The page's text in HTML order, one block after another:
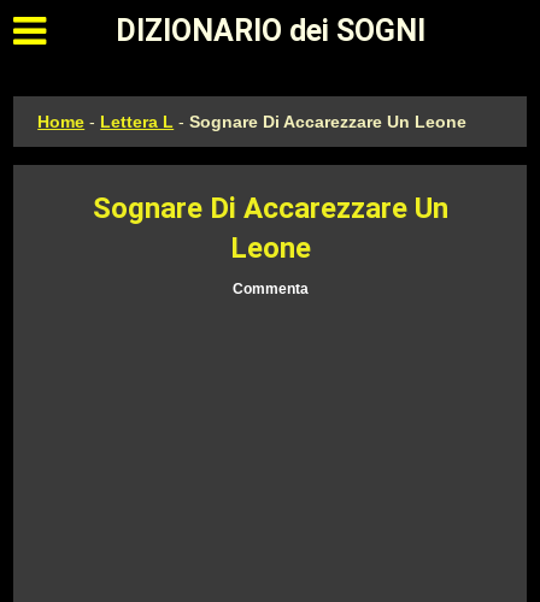
Apri il menu principale
DIZIONARIO dei SOGNI
Home - Lettera L -Sognare Di Accarezzare Un Leone
Sognare Di Accarezzare Un
Leone
Commenta